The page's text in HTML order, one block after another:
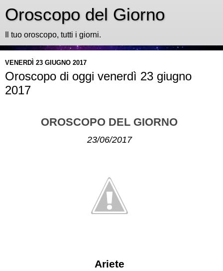
Oroscopo del Giorno
Il tuo oroscopo, tutti i giorni.
VENERDÌ 23 GIUGNO 2017
Oroscopo di oggi venerdì 23 giugno
2017
OROSCOPO DEL GIORNO
23/06/2017
Ariete